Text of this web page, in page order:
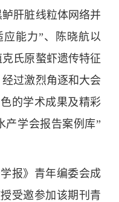
肝脏线粒体网络并
应能力”、陈晓航以
氏原螯虾遗传特征
过激烈角逐和大会
的学术成果及精彩
产学会报告案例库”
报》青年编委会成
受邀参加该期刊青